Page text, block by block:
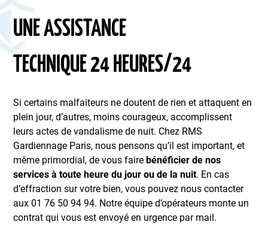
UNE ASSISTANCE
TECHNIQUE 24 HEURES/24
Si certains malfaiteurs ne doutent de rien et attaquent en
plein jour, d’autres, moins courageux, accomplissent
leurs actes de vandalisme de nuit. Chez RMS
Gardiennage Paris, nous pensons qu’il est important, et
même primordial, de vous fairebénéficier de nos
services à toute heure du jour ou de la nuit. En cas
d’effraction sur votre bien, vous pouvez nous contacter
aux 01 76 50 94 94. Notre équipe d’opérateurs monte un
contrat qui vous est envoyé en urgence par mail.